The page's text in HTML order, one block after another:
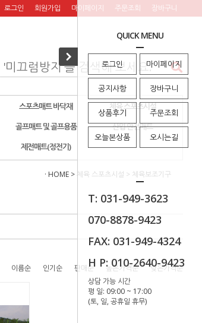
QUICK MENU
로그인 마이페이지
공지사항 장바구니
상품후기 주문조회
오늘본상품 오시는길
T: 031-949-3623
070-8878-9423
FAX: 031-949-4324
H P: 010-2640-9423
상담 가능 시간
평 일: 09:00 ~ 17:00
(토, 일, 공휴일 휴무)
로그인 회원가입 마이페이지 주문조회 장바구니
스포츠매트 바닥재
체육 스포츠시설
골프매트 및 골프용품
산업 안전매트
제전매트(정전기)
· HOME >체육 스포츠시설 > 체육보조기구
이름순 인기순 판매순 높은가격순 낮은가격순